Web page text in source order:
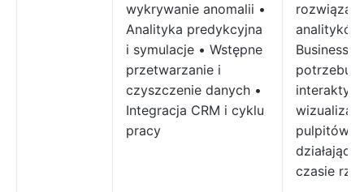
wykrywanie anomalii •
Analityka predykcyjna
i symulacje • Wstępne
przetwarzanie i
czyszczenie danych •
Integracja CRM i cyklu
pracy
Business
pulpitów
czasie